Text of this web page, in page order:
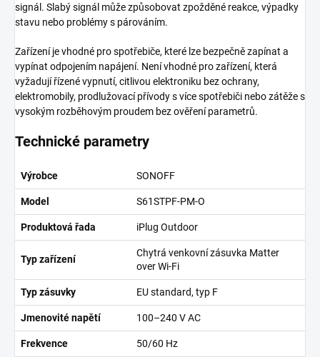
signál. Slabý signál může způsobovat zpožděné reakce, výpadky
stavu nebo problémy s párováním.
Zařízení je vhodné pro spotřebiče, které lze bezpečně zapínat a
vypínat odpojením napájení. Není vhodné pro zařízení, která
vyžadují řízené vypnutí, citlivou elektroniku bez ochrany,
elektromobily, prodlužovací přívody s více spotřebiči nebo zátěže s
vysokým rozběhovým proudem bez ověření parametrů.
Technické parametry
Výrobce SONOFF
Model S61STPF-PM-O
Produktová řada iPlug Outdoor
Typ zařízení
Chytrá venkovní zásuvka Matter
over Wi-Fi
Typ zásuvky EU standard, typ F
Jmenovité napětí 100–240 V AC
Frekvence 50/60 Hz